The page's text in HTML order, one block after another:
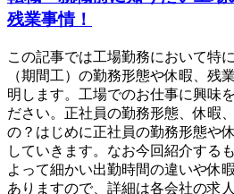
残業事情！
この記事では工場勤務において特
（期間工）の勤務形態や休暇、残
明します。工場でのお仕事に興味
ださい。正社員の勤務形態、休暇
の？はじめに正社員の勤務形態や
していきます。なお今回紹介する
よって細かい出勤時間の違いや休
ありますので、詳細は各会社の求